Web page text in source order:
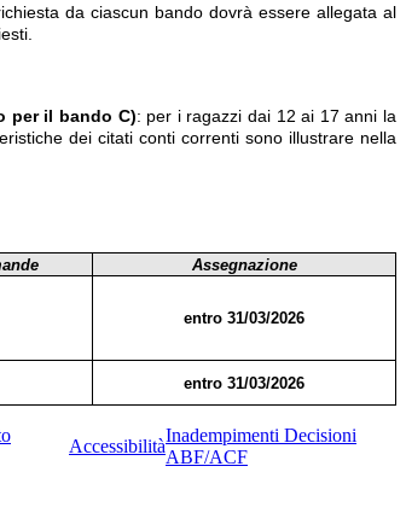
da ciascun bando dovrà essere allegata al
per il bando C): per i ragazzi dai 12 ai 17 anni la
dei citati conti correnti sono illustrare nella
Assegnazione
entro 31/03/2026
entro 31/03/2026
Accessibilità
Inadempimenti Decisioni
ABF/ACF